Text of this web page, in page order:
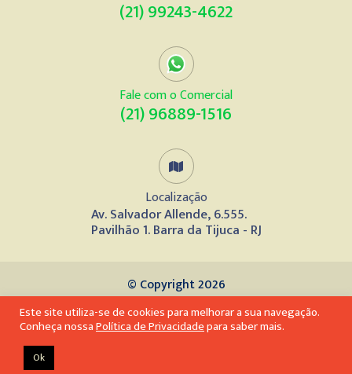
(21) 99243-4622
Fale com o Comercial
(21) 96889-1516
Localização
Av. Salvador Allende, 6.555.
Pavilhão 1. Barra da Tijuca - RJ
© Copyright 2026
Desenvolvido por
Este site utiliza-se de cookies para melhorar a sua navegação.
Conheça nossaPolítica de Privacidadepara saber mais.
Ok